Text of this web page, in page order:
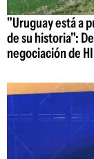
"Uruguay está a
de su historia":
negociación de